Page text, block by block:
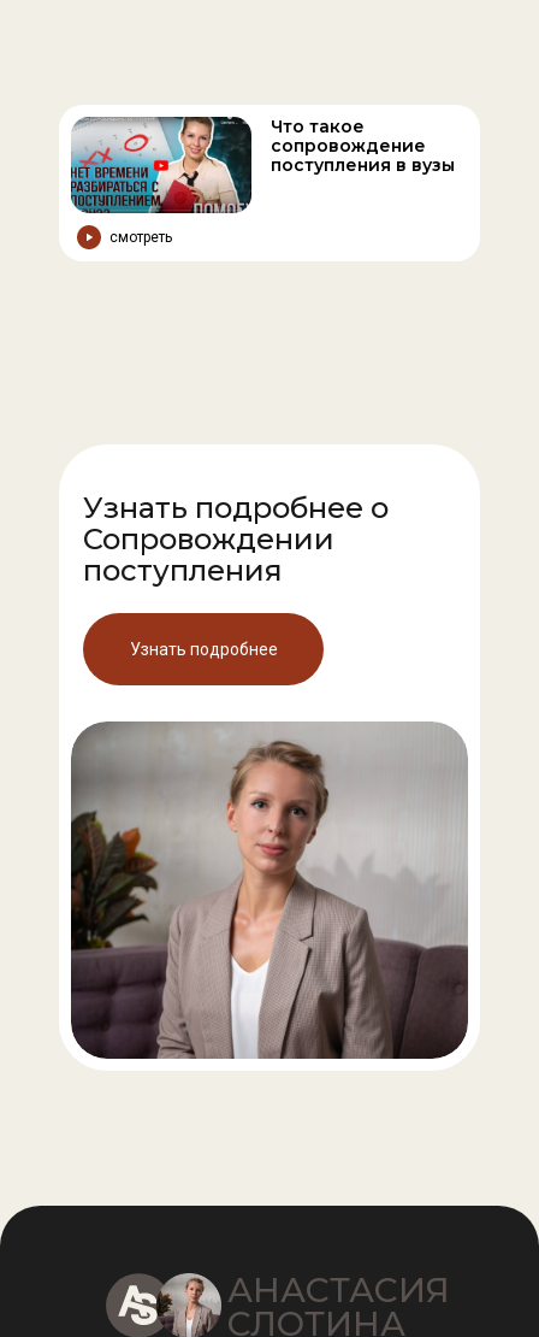
Что такое
сопровождение
поступления в вузы
смотреть
Узнать подробнее о
Сопровождении
поступления
Узнать подробнее